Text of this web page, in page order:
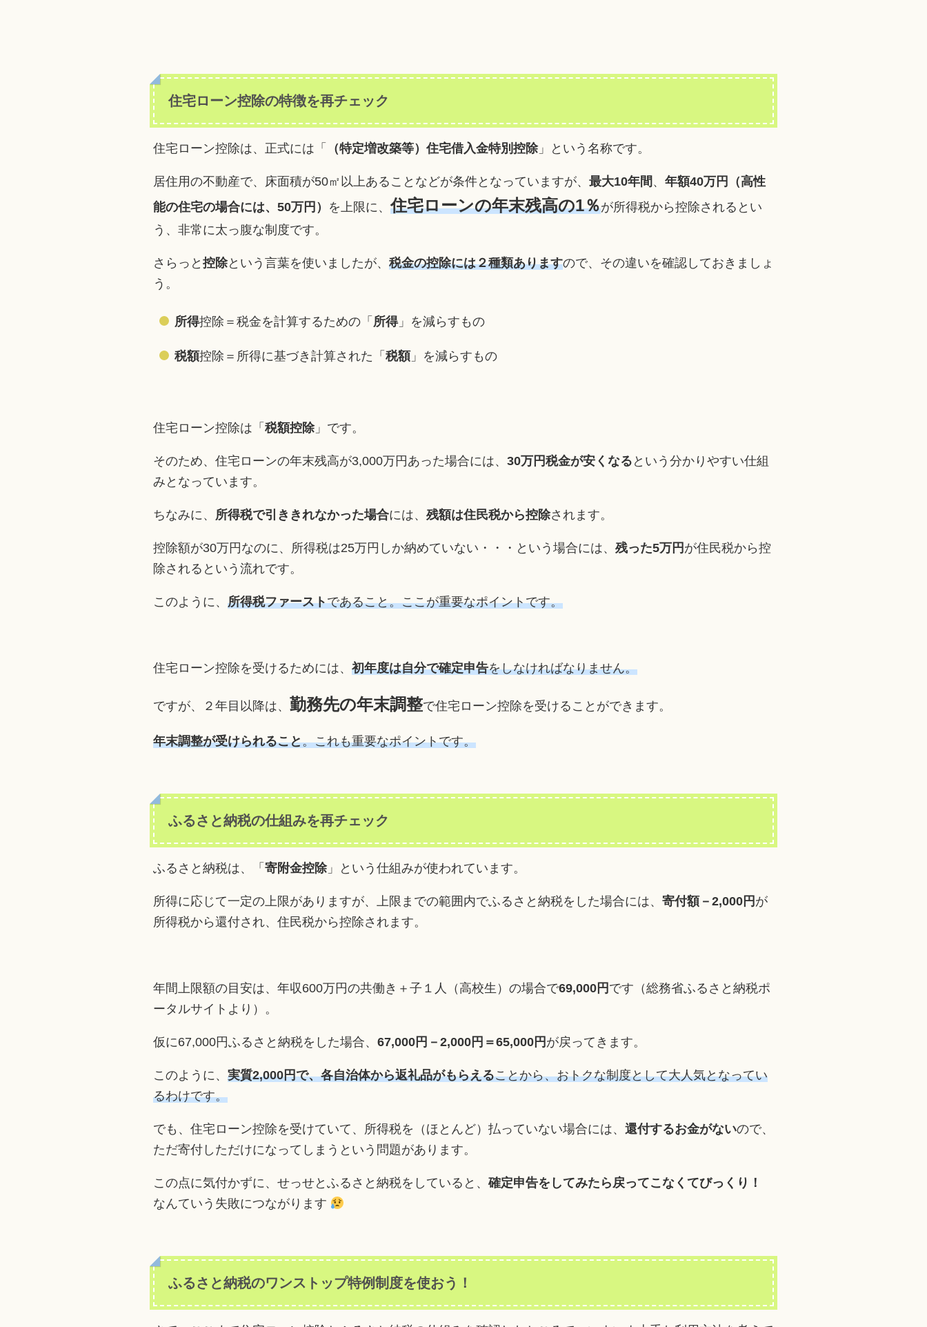
住宅ローン控除の特徴を再チェック
住宅ローン控除は、正式には「 （特定増改築等）住宅借入金特別控除」という名称です。
居住用の不動産で、床面積が50㎡以上あることなどが条件となっていますが、 最大10年間 、 年額40万円（高性
能の住宅の場合には、50万円） を上限に、住宅ローンの年末残高の1％が所得税から控除されるとい
う、非常に太っ腹な制度です。
さらっと 控除という言葉を使いましたが、 税金の控除には２種類ありますので、その違いを確認しておきましょ
う。
所得控除＝税金を計算するための「 所得」を減らすもの
税額控除＝所得に基づき計算された「税額 」を減らすもの
住宅ローン控除は「 税額控除」です。
そのため、住宅ローンの年末残高が3,000万円あった場合には、 30万円税金が安くなる という分かりやすい仕組
みとなっています。
ちなみに、 所得税で引ききれなかった場合には、 残額は住民税から控除されます。
控除額が30万円なのに、所得税は25万円しか納めていない・・・という場合には、 残った5万円 が住民税から控
除されるという流れです。
このように、 所得税ファーストであること。ここが重要なポイントです。
住宅ローン控除を受けるためには、 初年度は自分で確定申告をしなければなりません。
ですが、２年目以降は、 勤務先の年末調整で住宅ローン控除を受けることができます。
年末調整が受けられること。これも重要なポイントです。
ふるさと納税の仕組みを再チェック
ふるさと納税は、「 寄附金控除」という仕組みが使われています。
所得に応じて一定の上限がありますが、上限までの範囲内でふるさと納税をした場合には、 寄付額－2,000円 が
所得税から還付され、住民税から控除されます。
年間上限額の目安は、年収600万円の共働き＋子１人（高校生）の場合で69,000円 です（総務省ふるさと納税ポ
ータルサイトより）。
仮に67,000円ふるさと納税をした場合、 67,000円－2,000円＝65,000円 が戻ってきます。
このように、 実質2,000円で、各自治体から返礼品がもらえることから、おトクな制度として大人気となってい
るわけです。
でも、住宅ローン控除を受けていて、所得税を（ほとんど）払っていない場合には、 還付するお金がないので、
ただ寄付しただけになってしまうという問題があります。
この点に気付かずに、せっせとふるさと納税をしていると、確定申告をしてみたら戻ってこなくてびっくり！
なんていう失敗につながります
ふるさと納税のワンストップ特例制度を使おう！